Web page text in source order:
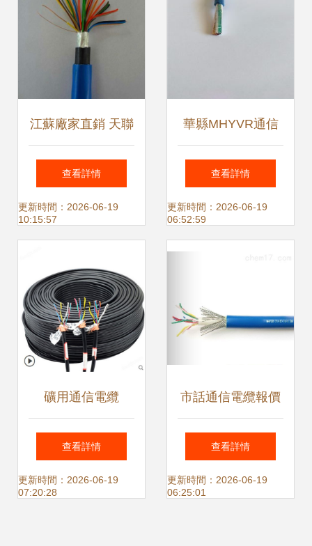
江蘇廠家直銷 天聯
2X2X0.5礦用通信
電纜MHYBV-7優質
查看詳情
更新時間：2026-06-19
10:15:57
華縣MHYVR通信
電纜定做 專業通訊
電纜定制服務全解
查看詳情
更新時間：2026-06-19
06:52:59
礦用通信電纜
MHYV與PUYV 煤
礦專用阻燃線纜的
查看詳情
更新時間：2026-06-19
07:20:28
市話通信電纜報價
與廠家選擇指南 通
訊電纜采購必讀
查看詳情
更新時間：2026-06-19
06:25:01